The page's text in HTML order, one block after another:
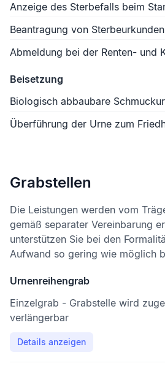
Anzeige des Sterbefalls beim
Beantragung von Sterbeurkunden
Abmeldung bei der Renten- und
Beisetzung
Biologisch abbaubare
Überführung der Urne zum
Grabstellen
Die Leistungen werden vom
gemäß separater Vereinbarung
unterstützen Sie bei den
Aufwand so gering wie möglich
Urnenreihengrab
Einzelgrab - Grabstelle wird
verlängerbar
Details anzeigen